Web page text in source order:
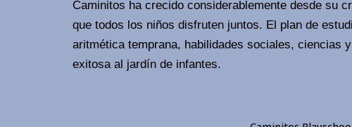
Caminitos ha crecido considerablemente desde su
que todos los niños disfruten juntos. El plan de
aritmética temprana, habilidades sociales, ciencias
exitosa al jardín de infantes.